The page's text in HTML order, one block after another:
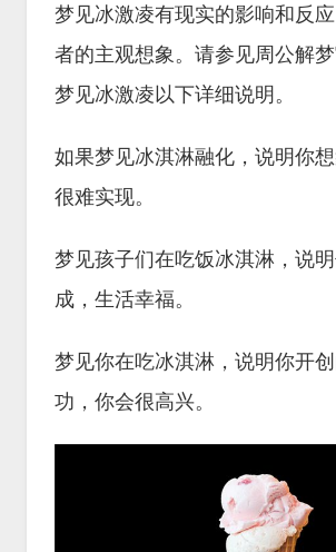
梦见冰激凌有现实的影响和反
者的主观想象。请参见周公解
梦见冰激凌以下详细说明。
如果梦见冰淇淋融化，说明你
很难实现。
梦见孩子们在吃饭冰淇淋，说
成，生活幸福。
梦见你在吃冰淇淋，说明你开
功，你会很高兴。